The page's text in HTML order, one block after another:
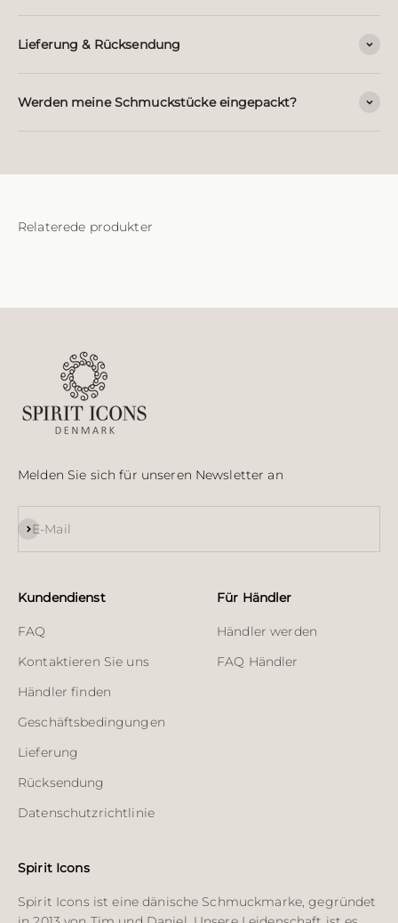
Lieferung & Rücksendung
Werden meine Schmuckstücke eingepackt?
Melden Sie sich für unseren Newsletter an
E-Mail
Abonnieren
Kundendienst
FAQ
Kontaktieren Sie uns
Händler finden
Geschäftsbedingungen
Lieferung
Rücksendung
Datenschutzrichtlinie
Für Händler
Händler werden
FAQ Händler
Spirit Icons
Spirit Icons ist eine dänische Schmuckmarke, gegründet